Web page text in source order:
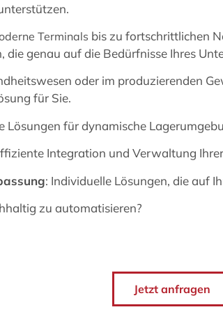
Terminals bis zu fortschrittlichen
die genau auf die Bedürfnisse Ihres
oder im produzierenden
für Sie.
Lösungen für dynamische
Integration und Verwaltung
: Individuelle Lösungen, die auf
zu automatisieren?
Jetzt anfragen